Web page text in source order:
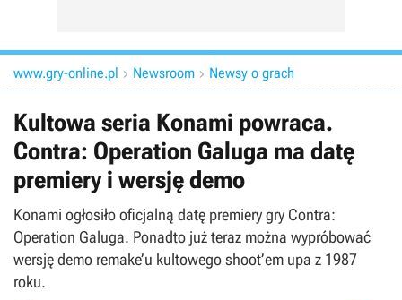
www.gry-online.pl  Newsroom  Newsy o grach
Kultowa seria Konami powraca.
Contra: Operation Galuga ma datę
premiery i wersję demo
Konami ogłosiło oficjalną datę premiery gry Contra:
Operation Galuga. Ponadto już teraz można wypróbować
wersję demo remake’u kultowego shoot’em upa z 1987
roku.